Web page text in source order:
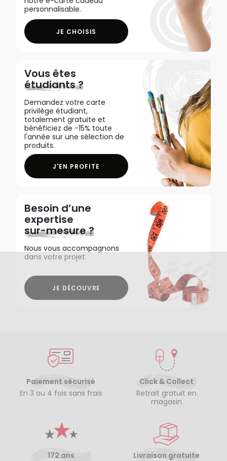
personnalisable.
JE CHOISIS
Vous êtes
étudiants ?
Demandez votre carte
privilège étudiant,
totalement gratuite et
bénéficiez de -15% toute
l'année sur une sélection de
produits.
J'EN PROFITE
Besoin d’une
expertise
sur-mesure ?
Nous vous accompagnons
dans votre projet
JE DÉCOUVRE
Paiement sécurisé
En 3 ou 4 fois sans frais
Click & Collect
Retrait gratuit en
magasin
172 ans
Livraison gratuite